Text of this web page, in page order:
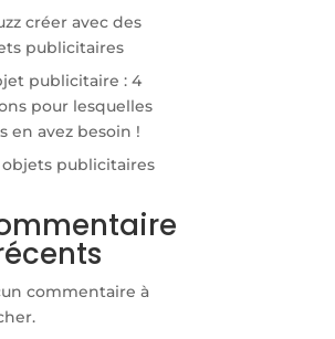
créer avec des
publicitaires
publicitaire : 4
pour lesquelles
en avez besoin !
objets publicitaires
commentaire à